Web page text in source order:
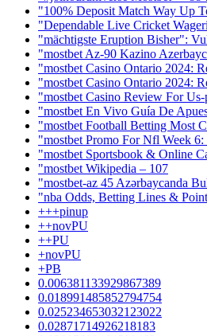
"100% Deposit Match Way Up
"Dependable Live Cricket
"mächtigste Eruption Bisher":
"mostbet Az-90 Kazino
"mostbet Casino Ontario 2024:
"mostbet Casino Ontario 2024:
"mostbet Casino Review For
"mostbet En Vivo Guía De
"mostbet Football Betting Most
"mostbet Promo For Nfl Week
"‎mostbet Sportsbook & Online
"mostbet Wikipedia – 107
"mostbet-az 45 Azərbaycanda
"nba Odds, Betting Lines &
+++pinup
++novPU
++PU
+novPU
+PB
0.006381133929867389
0.018991485852794754
0.025234653032123022
0.02871714926218183